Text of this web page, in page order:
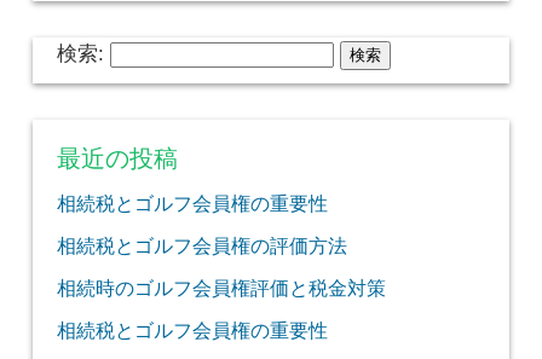
検索:
最近の投稿
相続税とゴルフ会員権の重要性
相続税とゴルフ会員権の評価方法
相続時のゴルフ会員権評価と税金対策
相続税とゴルフ会員権の重要性